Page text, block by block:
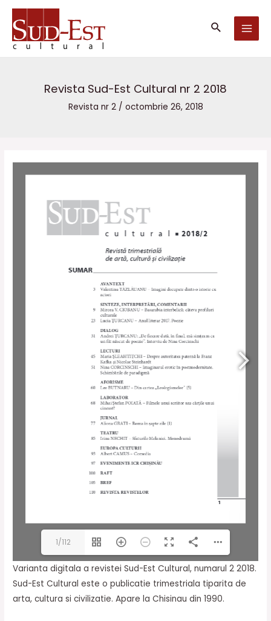
Skip
content
Căutare
Revista Sud-Est Cultural nr 2 2018
Revista nr 2/ octombrie 26, 2018
1/112
Varianta digitala a revistei Sud-Est Cultural, numarul 2 2018.
Sud-Est Cultural este o publicatie trimestriala tiparita de
arta, cultura si civilizatie. Apare la Chisinau din 1990.